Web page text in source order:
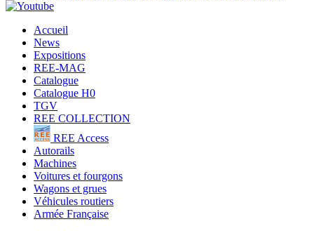
Accueil
News
Expositions
REE-MAG
Catalogue
Catalogue H0
TGV
REE COLLECTION
REE Access
Autorails
Machines
Voitures et fourgons
Wagons et grues
Véhicules routiers
Armée Française